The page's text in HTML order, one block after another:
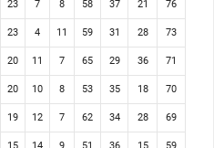
23 7 8 58 37 21 76
23 4 11 59 31 28 73
20 11 7 65 29 36 71
20 10 8 53 35 18 70
19 12 7 62 34 28 69